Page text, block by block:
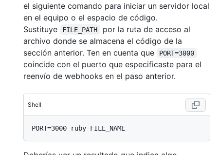
el siguiente comando para iniciar un servidor local
en el equipo o el espacio de código.
Sustituye
FILE_PATH
por la ruta de acceso al
archivo donde se almacena el código de la
sección anterior. Ten en cuenta que
PORT=3000
coincide con el puerto que especificaste para el
reenvío de webhooks en el paso anterior.
Shell